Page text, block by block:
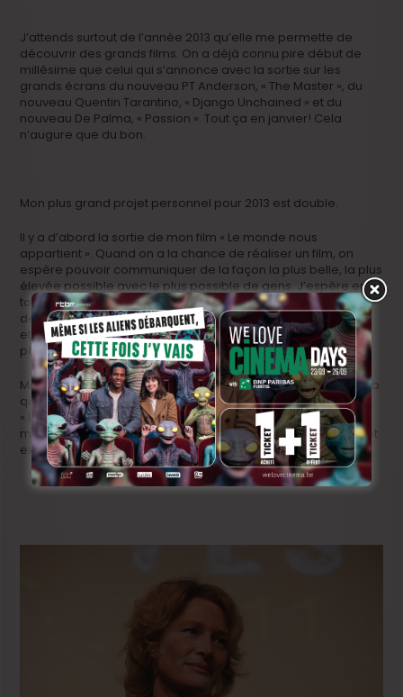
J’attends surtout de l’année 2013 qu’elle me permette de
découvrir des grands films. On a déjà connu pire début de
millésime que celui qui s’annonce avec la sortie sur les
grands écrans du nouveau PT Anderson, « The Master », du
nouveau Quentin Tarantino, « Django Unchained » et du
nouveau De Palma, « Passion ». Tout ça en janvier! Cela
n’augure que du bon.
Mon plus grand projet personnel pour 2013 est double.
Il y a d’abord la sortie de mon film « Le monde nous
appartient ». Quand on a la chance de réaliser un film, on
espère pouvoir communiquer de la façon la plus belle, la plus
élevée possible avec le plus possible de gens. J’espère en
toute humilité partager des instants de conversation avec
des personnes qui auront vu (et, je l’espère, aimé) mon film
et pourront – qui sait? – éclairer mon travail d’un jour inédit
pour moi. C’est tout ce qu’on peut me souhaiter.
Ma seconde ambition est de mettre un point final au scénario
qui m’occupe (m’habite, me hante) depuis si longtemps:
« L’anguille », futur projet cinématographique que j’espère
mettre sur grand écran au plus vite. Il y a aussi un autre projet
exogène et encore secret mais comme il est secret…